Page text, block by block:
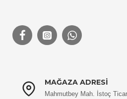
MAĞAZA ADRESI
Mahmutbey Mah. İstoç